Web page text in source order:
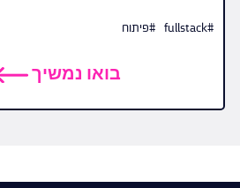
#fullstack #פיתוח
בואו נמשיך